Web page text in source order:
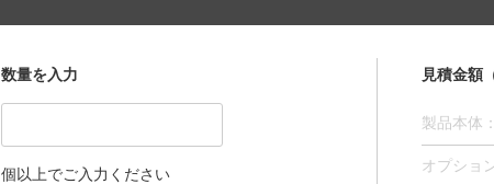
数量を入力
個以上でご入力ください
見積金額
製品本体：
オプショ